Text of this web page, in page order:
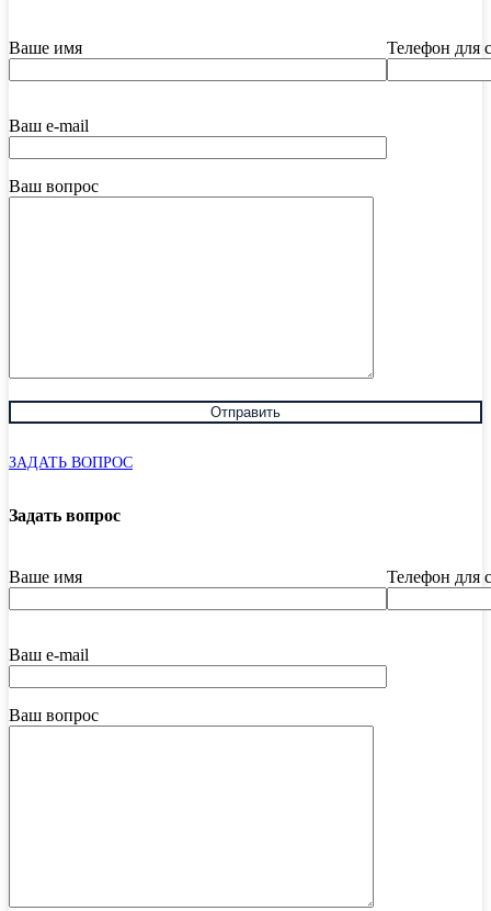
Ваше имя Телефон для
Ваш e-mail
Ваш вопрос
ЗАДАТЬ ВОПРОС
Задать вопрос
Ваше имя Телефон для
Ваш e-mail
Ваш вопрос